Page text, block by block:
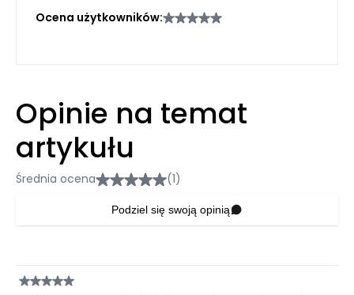
Ocena użytkowników:
Opinie na temat
artykułu
Średnia ocena (1)
Podziel się swoją opinią